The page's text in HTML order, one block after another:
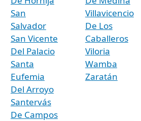
San
Salvador
San Vicente
Del Palacio
Santa
Eufemia
Del Arroyo
Santervás
De Campos
Villavicencio
De Los
Caballeros
Viloria
Wamba
Zaratán